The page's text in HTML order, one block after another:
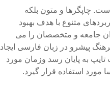
چاپگرها و متون بلکه
متنوع با هدف بهبود
جامعه و متخصصان را می
پیشرو در زبان فارسی ایجاد
به پایان رسد وزمان مورد
استفاده قرار گیرد.